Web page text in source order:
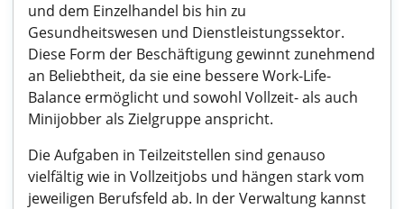
und dem Einzelhandel bis hin zu
Gesundheitswesen und Dienstleistungssektor.
Diese Form der Beschäftigung gewinnt zunehmend
an Beliebtheit, da sie eine bessere Work-Life-
Balance ermöglicht und sowohl Vollzeit- als auch
Minijobber als Zielgruppe anspricht.
Die Aufgaben in Teilzeitstellen sind genauso
vielfältig wie in Vollzeitjobs und hängen stark vom
jeweiligen Berufsfeld ab. In der Verwaltung kannst